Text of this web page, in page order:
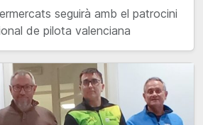
seguirà amb el patrocini
de pilota valenciana